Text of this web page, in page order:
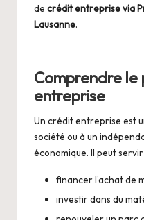
de crédit entreprise via
Lausanne.
Comprendre le
entreprise
Un crédit entreprise est
société ou à un
économique. Il peut
financer l’achat de
investir dans du